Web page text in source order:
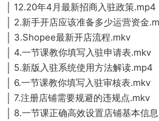
│ 12.20年4月最新招商入驻政策.mp4
│ 2.新手开店应该准备多少运营资金
│ 3.Shopee最新开店流程.mkv
│ 4.一节课教你填写入驻申请表.mkv
│ 5.新版入驻系统使用方法解读.mp4
│ 6.一节课教你填写入驻审核表.mkv
│ 7.注册店铺需要规避的违规点.mkv
│ 8.一节课正确高效设置店铺基本信